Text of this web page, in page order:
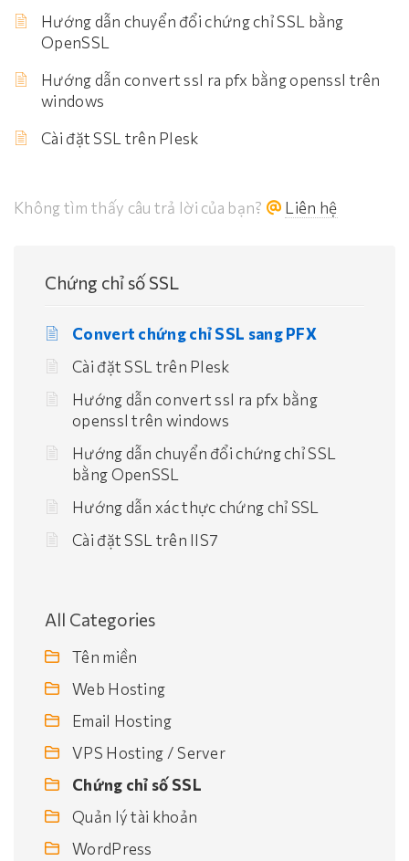
Hướng dẫn chuyển đổi chứng chỉ SSL bằng
OpenSSL
Hướng dẫn convert ssl ra pfx bằng openssl trên
windows
Cài đặt SSL trên Plesk
Không tìm thấy câu trả lời của bạn? Liên hệ
Chứng chỉ số SSL
Convert chứng chỉ SSL sang PFX
Cài đặt SSL trên Plesk
Hướng dẫn convert ssl ra pfx bằng
openssl trên windows
Hướng dẫn chuyển đổi chứng chỉ SSL
bằng OpenSSL
Hướng dẫn xác thực chứng chỉ SSL
Cài đặt SSL trên IIS7
All Categories
Tên miền
Web Hosting
Email Hosting
VPS Hosting / Server
Chứng chỉ số SSL
Quản lý tài khoản
WordPress